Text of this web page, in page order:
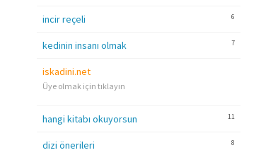
6
incir reçeli
7
kedinin insanı olmak
iskadini.net
Üye olmak için tıklayın
11
hangi kitabı okuyorsun
8
dizi önerileri